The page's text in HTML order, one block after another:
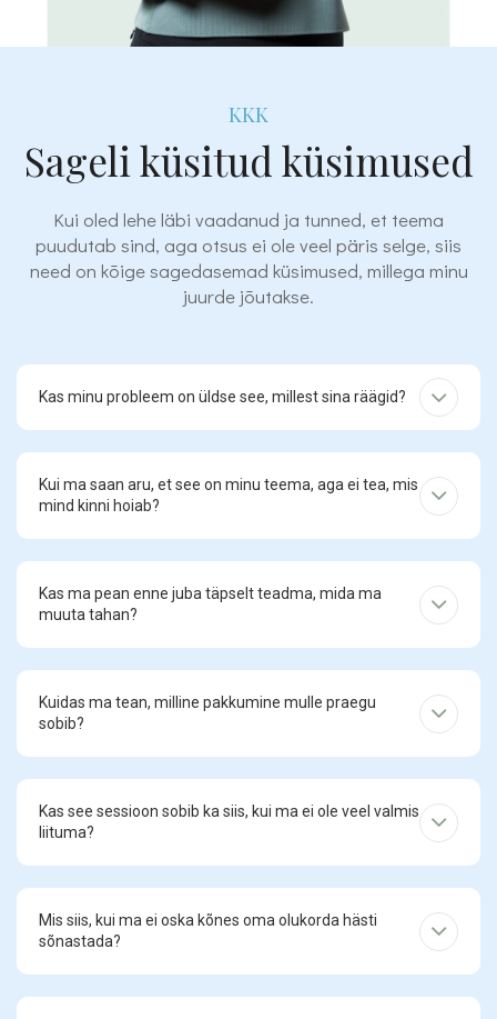
KKK
Sageli küsitud küsimused
Kui oled lehe läbi vaadanud ja tunned, et teema
puudutab sind, aga otsus ei ole veel päris selge, siis
need on kõige sagedasemad küsimused, millega minu
juurde jõutakse.
Kas minu probleem on üldse see, millest sina räägid?
Kui ma saan aru, et see on minu teema, aga ei tea, mis
mind kinni hoiab?
Kas ma pean enne juba täpselt teadma, mida ma
muuta tahan?
Kuidas ma tean, milline pakkumine mulle praegu
sobib?
Kas see sessioon sobib ka siis, kui ma ei ole veel valmis
liituma?
Mis siis, kui ma ei oska kõnes oma olukorda hästi
sõnastada?